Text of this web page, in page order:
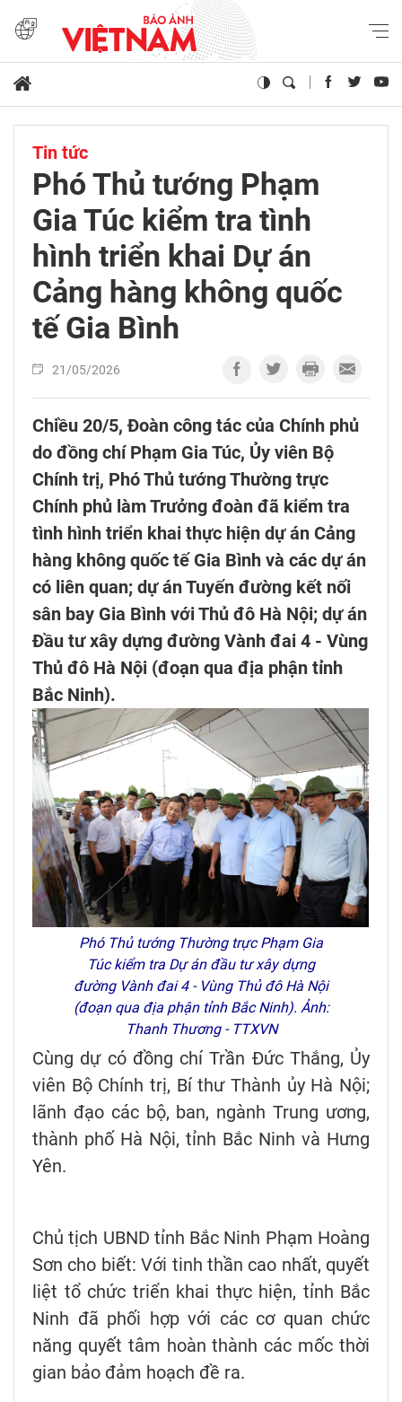
Tin tức
Phó Thủ tướng Phạm
Gia Túc kiểm tra tình
hình triển khai Dự án
Cảng hàng không quốc
tế Gia Bình
21/05/2026
Chiều 20/5, Đoàn công tác của Chính phủ
do đồng chí Phạm Gia Túc, Ủy viên Bộ
Chính trị, Phó Thủ tướng Thường trực
Chính phủ làm Trưởng đoàn đã kiểm tra
tình hình triển khai thực hiện dự án Cảng
hàng không quốc tế Gia Bình và các dự án
có liên quan; dự án Tuyến đường kết nối
sân bay Gia Bình với Thủ đô Hà Nội; dự án
Đầu tư xây dựng đường Vành đai 4 - Vùng
Thủ đô Hà Nội (đoạn qua địa phận tỉnh
Bắc Ninh).
Phó Thủ tướng Thường trực Phạm Gia
Túc kiểm tra Dự án đầu tư xây dựng
đường Vành đai 4 - Vùng Thủ đô Hà Nội
(đoạn qua địa phận tỉnh Bắc Ninh). Ảnh:
Thanh Thương - TTXVN
Cùng dự có đồng chí Trần Đức Thắng, Ủy
viên Bộ Chính trị, Bí thư Thành ủy Hà Nội;
lãnh đạo các bộ, ban, ngành Trung ương,
thành phố Hà Nội, tỉnh Bắc Ninh và Hưng
Yên.
Chủ tịch UBND tỉnh Bắc Ninh Phạm Hoàng
Sơn cho biết: Với tinh thần cao nhất, quyết
liệt tổ chức triển khai thực hiện, tỉnh Bắc
Ninh đã phối hợp với các cơ quan chức
năng quyết tâm hoàn thành các mốc thời
gian bảo đảm hoạch đề ra.